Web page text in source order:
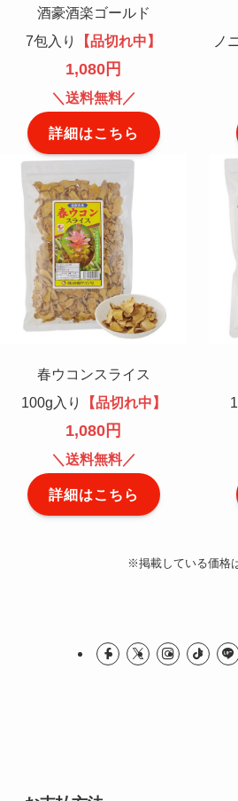
酒豪酒楽ゴールド
7包入り
【品切れ中】
1,080円
＼送料無料／
詳細はこちら
ノ
春ウコンスライス
100g入り
【品切れ中】
1,080円
＼送料無料／
詳細はこちら
※掲載している価格